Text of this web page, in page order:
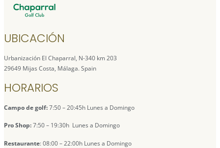
UBICACIÓN
Urbanización El Chaparral, N-340 km 203
29649 Mijas Costa, Málaga. Spain
HORARIOS
Campo de golf:7:50 – 20:45h Lunes a Domingo
Pro Shop:7:50 – 19:30h Lunes a Domingo
Restaurante: 08:00 – 22:00h Lunes a Domingo